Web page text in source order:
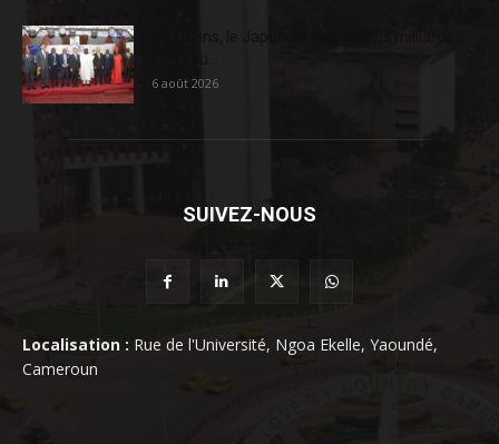
6 août 2026
SUIVEZ-NOUS
Localisation : Rue de l'Université, Ngoa Ekelle, Yaoundé,
Cameroun